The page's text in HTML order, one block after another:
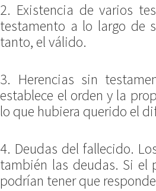
2. Existencia de varios
testamento a lo largo de
tanto, el válido.
3. Herencias sin
establece el orden y la
lo que hubiera querido el
4. Deudas del fallecido.
también las deudas. Si el
podrían tener que